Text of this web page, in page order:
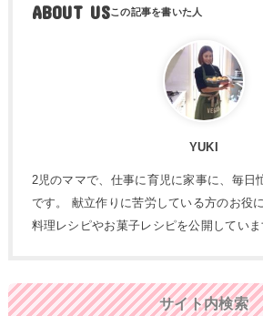
ABOUT US
YUKI
2児のママで、仕事に育児に家事に、毎日
です。 献立作りに苦労している方のお役
料理レシピやお菓子レシピを公開していま
サイト内検索